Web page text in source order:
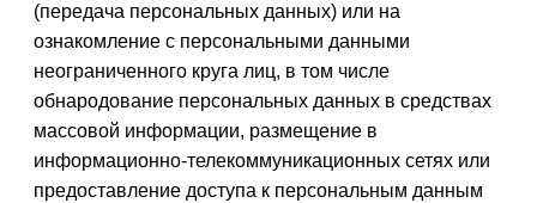
(передача персональных данных) или на
ознакомление с персональными данными
неограниченного круга лиц, в том числе
обнародование персональных данных в средствах
массовой информации, размещение в
информационно-телекоммуникационных сетях или
предоставление доступа к персональным данным